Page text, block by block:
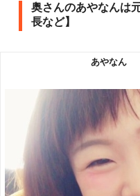
奥さんのあやなんは
長など】
あやなん